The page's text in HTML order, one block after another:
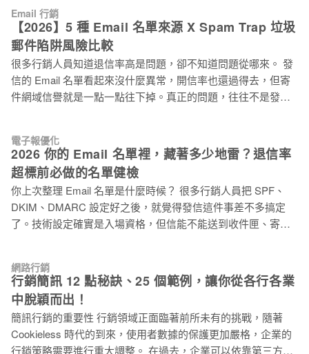
的是：你寄信的對象願意看你的信嗎？ 抱怨率多高？退信率多
高？這些數字直接決定你的信件是進主要收件匣，還是直接進
垃圾信箱，甚至根本送不出去。 買來的名單裡，沒有人認識
你，沒有
質也在慢慢變化，廢棄的 Email 信箱甚至可能已經轉成「垃圾
郵件陷阱 Spam Trap 」，在等著你去踩。 先搞清楚：垃圾郵件
陷阱 Spam Trap 是什麼？為什麼名單愈舊愈危險？ 「垃圾郵件
陷阱 Spam Trap 」是由 ISP 郵件服務提供商（Internet Service
Provider）如 Gmail、Yahoo、Outook 等服務商和反垃圾郵件組
織設置的特殊信箱，目的是找出名單管理不合規的寄件者。 這
會讓你的系統跳出任何錯誤提示。 每次你發信，它「成功收
下」，但完全不互動，不開信、不點擊、也不投訴。它的存
在，只會讓你的寄件網域信譽在 ISP 眼中一點一點
Email 行銷
【2026】5 種 Email 名單來源 X Spam Trap 垃圾
郵件陷阱風險比較
很多行銷人員知道退信率高是問題，卻不知道問題從哪來。 發
信的 Email 名單看起來沒什麼異常，開信率也還過得去，但寄
件網域信譽就是一點一點往下掉。真正的問題，往往不是發信
件陷阱不會讓郵件退回，也不會跳出任何提示，就靜靜待在名
單裡，記錄你每一次的寄信行為。等你察覺到信件開始進垃圾
信箱，表示你的「寄件網域信譽」已被偷偷扣分了。 ⚠️ Spam
Trap 垃圾郵件陷阱：踩到 Spam Trap 垃圾郵件陷阱不只讓退信
率升高，嚴重時會讓寄件網域被加入封鎖名單，修復信譽往往
要花好幾個月。 名單來源，才是這一切的起點。這篇文章帶你
楚：什麼是 Spam Trap 垃圾郵件陷阱？ 在看各種來源的風險之
前，先說清楚 Spam Trap 垃圾郵件陷阱到底是什麼。 Spam
Trap 垃圾郵件陷阱是由 ISP（網路服務提供商，In
電子報優化
2026 你的 Email 名單裡，藏著多少地雷？退信率
超標前必做的名單健檢
你上次整理 Email 名單是什麼時候？ 很多行銷人員把 SPF、
DKIM、DMARC 設定好之後，就覺得發信這件事差不多搞定
了。技術設定確實是入場資格，但信能不能送到收件匣、寄件
件事一直在發生，但大多數行銷人員很少注意到它。 Email 退
信率超過這個數字，郵件平台就會對你出手 先看幾個直接影響
你寄信結果的數字： 退信率門檻 後果 > 5% Gmail、Yahoo 等
郵件服務商（ESP）開始對你的帳號發出警告，信譽評分下滑
> 10% 寄件帳號可能被限流，發信量受到限制 > 20% ESP 可能
網路行銷
行銷簡訊 12 點秘訣、25 個範例，讓你從各行各業
中脫穎而出！
簡訊行銷的重要性 行銷領域正面臨著前所未有的挑戰，隨著
Cookieless 時代的到來，使用者數據的保護更加嚴格，企業的
行銷策略需要進行重大調整。 在過去，企業可以依靠第三方數